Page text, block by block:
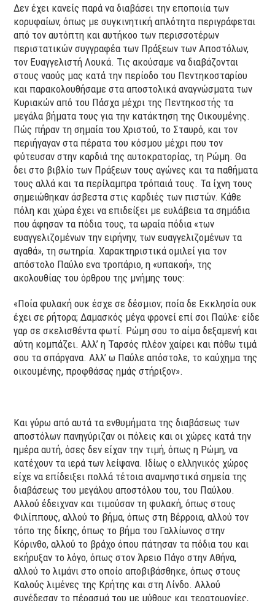
Δεν έχει κανείς παρά να διαβάσει την εποποιία των
κορυφαίων, όπως με συγκινητική απλότητα περιγράφεται
από τον αυτόπτη και αυτήκοο των περισσοτέρων
περιστατικών συγγραφέα των Πράξεων των Αποστόλων,
τον Ευαγγελιστή Λουκά. Τις ακούσαμε να διαβάζονται
στους ναούς μας κατά την περίοδο του Πεντηκοσταρίου
και παρακολουθήσαμε στα αποστολικά αναγνώσματα των
Κυριακών από του Πάσχα μέχρι της Πεντηκοστής τα
μεγάλα βήματα τους για την κατάκτηση της Οικουμένης.
Πώς πήραν τη σημαία του Χριστού, το Σταυρό, και τον
περιήγαγαν στα πέρατα του κόσμου μέχρι που τον
φύτευσαν στην καρδιά της αυτοκρατορίας, τη Ρώμη. Θα
δει στο βιβλίο των Πράξεων τους αγώνες και τα παθήματα
τους αλλά και τα περίλαμπρα τρόπαιά τους. Τα ίχνη τους
σημειώθηκαν άσβεστα στις καρδιές των πιστών. Κάθε
πόλη και χώρα έχει να επιδείξει με ευλάβεια τα σημάδια
που άφησαν τα πόδια τους, τα ωραία πόδια «των
ευαγγελιζομένων την ειρήνην, των ευαγγελιζομένων τα
αγαθά», τη σωτηρία. Χαρακτηριστικά ομιλεί για τον
απόστολο Παύλο ενα τροπάριο, η «υπακοή», της
ακολουθίας του όρθρου της μνήμης τους:
«Ποία φυλακή ουκ έσχε σε δέσμιον; ποία δε Εκκλησία ουκ
έχει σε ρήτορα; Δαμασκός μέγα φρονεί επί σοι Παύλε· είδε
γαρ σε σκελισθέντα φωτί. Ρώμη σου το αίμα δεξαμενή και
αύτη κομπάζει. Αλλ’ η Ταρσός πλέον χαίρει και πόθω τιμά
σου τα σπάργανα. Αλλ’ ω Παύλε απόστολε, το καύχημα της
οικουμένης, προφθάσας ημάς στήριξον».
Και γύρω από αυτά τα ενθυμήματα της διαβάσεως των
αποστόλων πανηγύριζαν οι πόλεις και οι χώρες κατά την
ημέρα αυτή, όσες δεν είχαν την τιμή, όπως η Ρώμη, να
κατέχουν τα ιερά των λείψανα. Ιδίως ο ελληνικός χώρος
είχε να επίδειξει πολλά τέτοια αναμνηστικά σημεία της
διαβάσεως του μεγάλου αποστόλου του, του Παύλου.
Αλλού έδειχναν και τιμούσαν τη φυλακή, όπως στους
Φιλίππους, αλλού το βήμα, όπως στη Βέρροια, αλλού τον
τόπο της δίκης, όπως το βήμα του Γαλλίωνος στην
Κόρινθο, αλλού το βράχο όπου πάτησαν τα πόδια του και
εκήρυξαν το λόγο, όπως στον Άρειο Πάγο στην Αθήνα,
αλλού το λιμάνι στο οποίο αποβιβάσθηκε, όπως στους
Καλούς λιμένες της Κρήτης και στη Λίνδο. Αλλού
συνέδεσαν το πέρασμά του με μύθους και τερατουργίες,